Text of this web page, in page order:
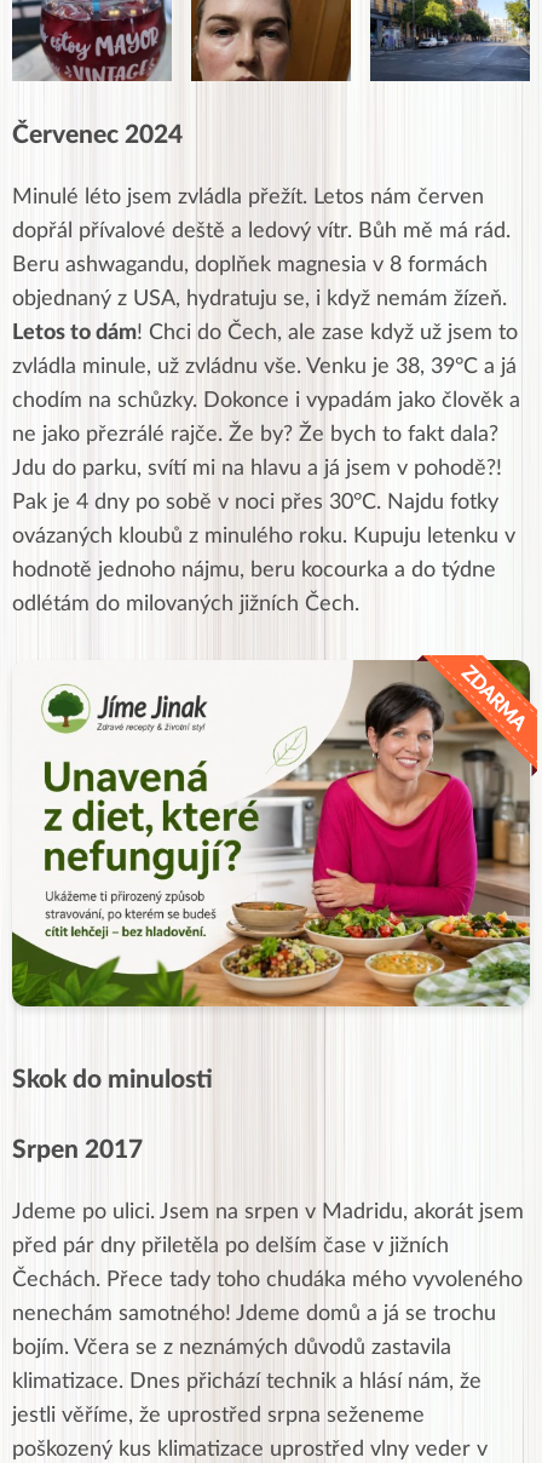
Červenec 2024
Minulé léto jsem zvládla přežít. Letos nám červen
dopřál přívalové deště a ledový vítr. Bůh mě má rád.
Beru ashwagandu, doplňek magnesia v 8 formách
objednaný z USA, hydratuju se, i když nemám žízeň.
Letos to dám! Chci do Čech, ale zase když už jsem to
zvládla minule, už zvládnu vše. Venku je 38, 39°C a já
chodím na schůzky. Dokonce i vypadám jako člověk a
ne jako přezrálé rajče. Že by? Že bych to fakt dala?
Jdu do parku, svítí mi na hlavu a já jsem v pohodě?!
Pak je 4 dny po sobě v noci přes 30°C. Najdu fotky
ovázaných kloubů z minulého roku. Kupuju letenku v
hodnotě jednoho nájmu, beru kocourka a do týdne
odlétám do milovaných jižních Čech.
Skok do minulosti
Srpen 2017
Jdeme po ulici. Jsem na srpen v Madridu, akorát jsem
před pár dny přiletěla po delším čase v jižních
Čechách. Přece tady toho chudáka mého vyvoleného
nenechám samotného! Jdeme domů a já se trochu
bojím. Včera se z neznámých důvodů zastavila
klimatizace. Dnes přichází technik a hlásí nám, že
jestli věříme, že uprostřed srpna seženeme
poškozený kus klimatizace uprostřed vlny veder v